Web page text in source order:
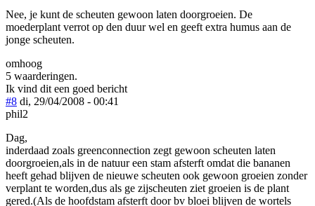
Nee, je kunt de scheuten gewoon laten doorgroeien. De
moederplant verrot op den duur wel en geeft extra humus aan de
jonge scheuten.
omhoog
5 waarderingen.
Ik vind dit een goed bericht
#8 di, 29/04/2008 - 00:41
phil2
Dag,
inderdaad zoals greenconnection zegt gewoon scheuten laten
doorgroeien,als in de natuur een stam afsterft omdat die bananen
heeft gehad blijven de nieuwe scheuten ook gewoon groeien zonder
verplant te worden,dus als ge zijscheuten ziet groeien is de plant
gered.(Als de hoofdstam afsterft door bv bloei blijven de wortels